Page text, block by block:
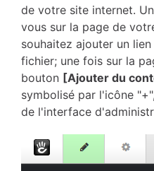
de votre site internet.
vous sur la page de
souhaitez ajouter un
fichier; une fois sur la
bouton [Ajouter du
symbolisé par l'icône
de l'interface